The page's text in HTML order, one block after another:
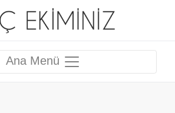
Ana Menü